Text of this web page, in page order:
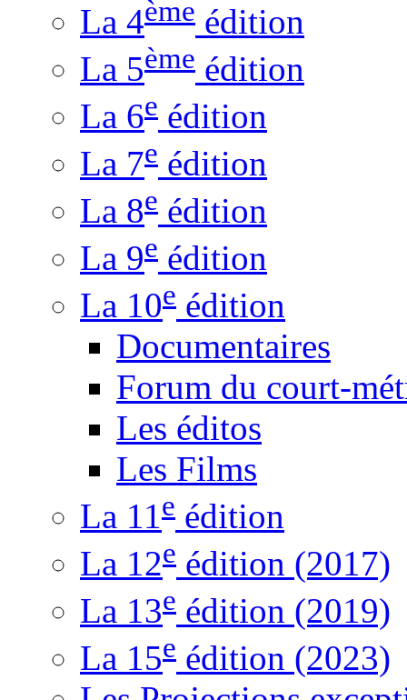
La 4ème édition
La 5ème édition
La 6e édition
La 7e édition
La 8e édition
La 9e édition
La 10e édition
Documentaires
Forum du court-
Les éditos
Les Films
La 11e édition
La 12e édition (2017)
La 13e édition (2019)
La 15e édition (2023)